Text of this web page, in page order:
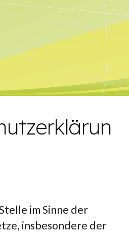
im Sinne der
insbesondere der